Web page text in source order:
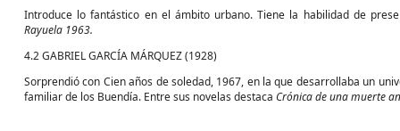
Introduce lo fantástico en el ámbito urbano. Tiene la habilidad de
Rayuela 1963.
4.2 GABRIEL GARCÍA MÁRQUEZ (1928)
Sorprendió con Cien años de soledad, 1967, en la que desarrollaba un
familiar de los Buendía. Entre sus novelas destaca Crónica de una muerte